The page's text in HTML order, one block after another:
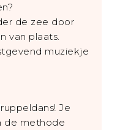
de zee door
van plaats.
muziekje
Je
de methode